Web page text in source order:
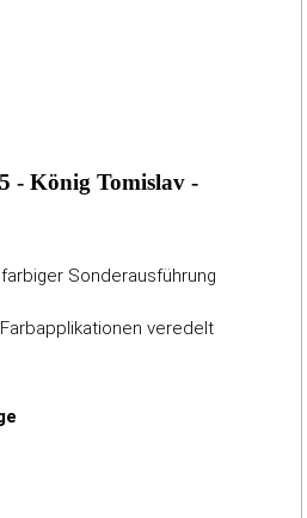
- König Tomislav -
Sonderausführung
veredelt